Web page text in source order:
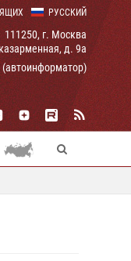
РУССКИЙ
111250, г. Москва
д. 9а
(автоинформатор)